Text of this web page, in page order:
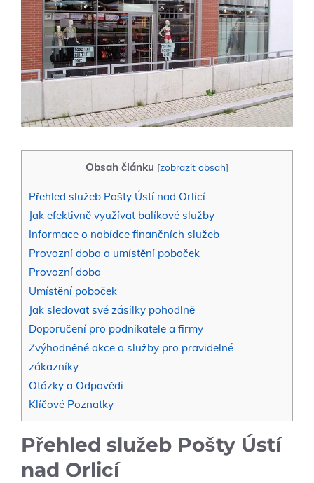
Obsah článku [zobrazit obsah]
Přehled služeb Pošty Ústí nad Orlicí
Jak efektivně využívat balíkové služby
Informace o nabídce finančních služeb
Provozní doba a umístění poboček
Provozní doba
Umístění poboček
Jak sledovat své zásilky pohodlně
Doporučení pro podnikatele a firmy
Zvýhodněné akce a služby pro pravidelné
zákazníky
Otázky a Odpovědi
Klíčové Poznatky
Přehled služeb Pošty Ústí
nad Orlicí